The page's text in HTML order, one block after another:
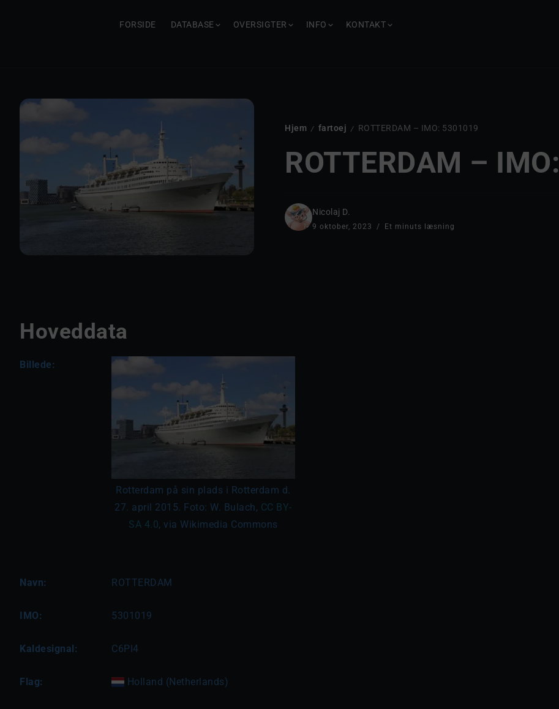
FORSIDE DATABASE OVERSIGTER INFO KONTAKT
Hjem / fartoej / ROTTERDAM – IMO: 5301019
ROTTERDAM –
Nicolaj D.
9 oktober, 2023 Et minuts læsning
Hoveddata
Billede:
Rotterdam på sin plads i Rotterdam d.
27. april 2015. Foto: W. Bulach, CC BY-
SA 4.0, via Wikimedia Commons
Navn: ROTTERDAM
IMO: 5301019
Kaldesignal: C6PI4
Flag: Holland (Netherlands)